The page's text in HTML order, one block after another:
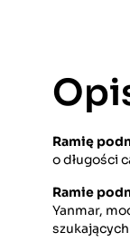
Ramię
o długości
Ramie
Yanmar,